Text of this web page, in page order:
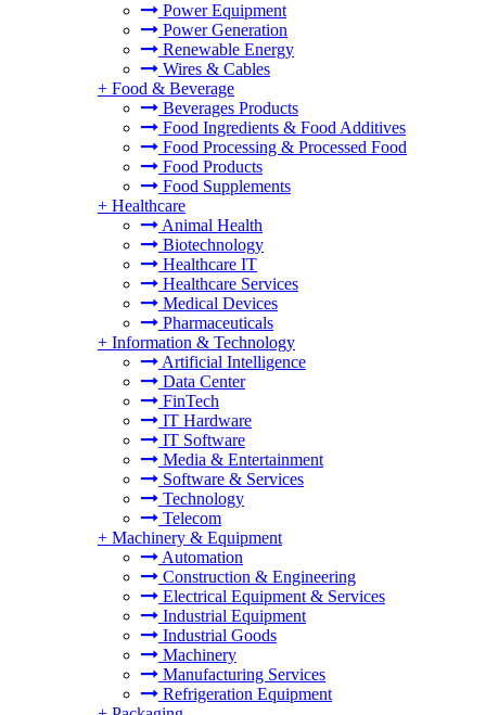
Power Equipment
Power Generation
Renewable Energy
Wires & Cables
+ Food & Beverage
Beverages Products
Food Ingredients & Food Additives
Food Processing & Processed Food
Food Products
Food Supplements
+ Healthcare
Animal Health
Biotechnology
Healthcare IT
Healthcare Services
Medical Devices
Pharmaceuticals
+ Information & Technology
Artificial Intelligence
Data Center
FinTech
IT Hardware
IT Software
Media & Entertainment
Software & Services
Technology
Telecom
+ Machinery & Equipment
Automation
Construction & Engineering
Electrical Equipment & Services
Industrial Equipment
Industrial Goods
Machinery
Manufacturing Services
Refrigeration Equipment